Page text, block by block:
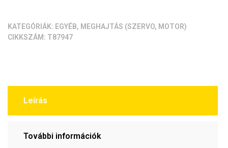
KATEGÓRIÁK: EGYÉB, MEGHAJTÁS (SZERVO, MOTOR)
CIKKSZÁM: T87947
Leírás
További információk